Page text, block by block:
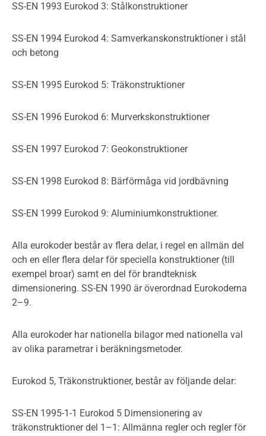
SS-EN 1993 Eurokod 3: Stålkonstruktioner
SS-EN 1994 Eurokod 4: Samverkanskonstruktioner i stål
och betong
SS-EN 1995 Eurokod 5: Träkonstruktioner
SS-EN 1996 Eurokod 6: Murverkskonstruktioner
SS-EN 1997 Eurokod 7: Geokonstruktioner
SS-EN 1998 Eurokod 8: Bärförmåga vid jordbävning
SS-EN 1999 Eurokod 9: Aluminiumkonstruktioner.
Alla eurokoder består av flera delar, i regel en allmän del
och en eller flera delar för speciella konstruktioner (till
exempel broar) samt en del för brandteknisk
dimensionering. SS-EN 1990 är överordnad Eurokoderna
2–9.
Alla eurokoder har nationella bilagor med nationella val
av olika parametrar i beräkningsmetoder.
Eurokod 5, Träkonstruktioner, består av följande delar:
SS-EN 1995-1-1 Eurokod 5 Dimensionering av
träkonstruktioner del 1–1: Allmänna regler och regler för